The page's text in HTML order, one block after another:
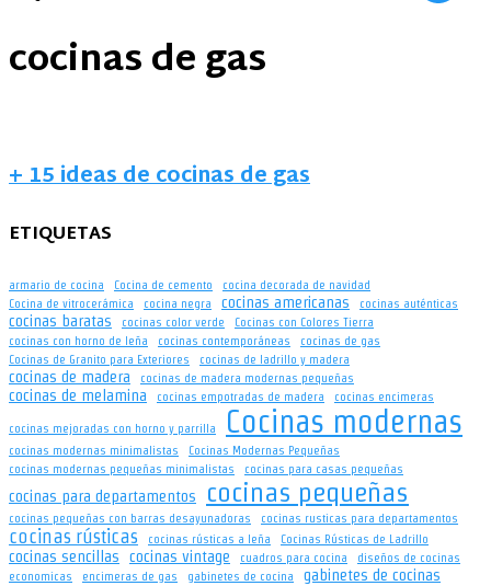
cocinas de gas
+ 15 ideas de cocinas de gas
ETIQUETAS
armario de cocina Cocina de cemento
cocina decorada de navidad
Cocina de vitrocerámica
cocina negra cocinas americanas cocinas auténticas
cocinas baratas cocinas color verde
Cocinas con Colores Tierra
cocinas con horno de leña
cocinas contemporáneas
cocinas de gas
Cocinas de Granito para Exteriores
cocinas de ladrillo y madera
cocinas de madera cocinas de madera modernas pequeñas
cocinas de melamina cocinas empotradas de madera cocinas encimeras
cocinas mejoradas con horno y parrilla Cocinas modernas
cocinas modernas minimalistas
Cocinas Modernas Pequeñas
cocinas modernas pequeñas minimalistas
cocinas para casas pequeñas
cocinas para departamentos cocinas pequeñas
cocinas pequeñas con barras desayunadoras cocinas rusticas para departamentos
cocinas rústicas cocinas rústicas a leña Cocinas Rústicas de Ladrillo
cocinas sencillas cocinas vintage cuadros para cocina
diseños de cocinas
economicas
encimeras de gas gabinetes de cocina gabinetes de cocinas